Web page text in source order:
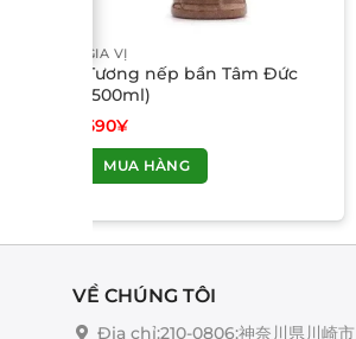
GIA VỊ
Tương nếp bần Tâm Đức
(500ml)
590¥
MUA HÀNG
VỀ CHÚNG TÔI
Địa chỉ:210-0806:神奈川県川崎市